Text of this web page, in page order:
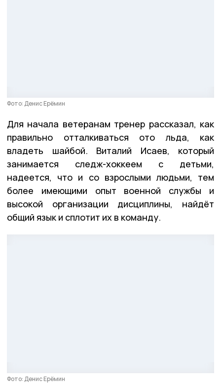
Фото: Денис Ерёмин
Для начала ветеранам тренер рассказал, как
правильно отталкиваться ото льда, как
владеть шайбой. Виталий Исаев, который
занимается следж-хоккеем с детьми,
надеется, что и со взрослыми людьми, тем
более имеющими опыт военной службы и
высокой организации дисциплины, найдёт
общий язык и сплотит их в команду.
Фото: Денис Ерёмин